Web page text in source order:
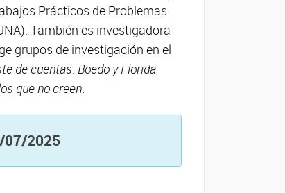
Prácticos de Problemas
También es investigadora
grupos de investigación en el
de cuentas. Boedo y Florida
que no creen.
07/2025